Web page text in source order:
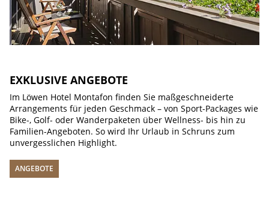
EXKLUSIVE ANGEBOTE
Im Löwen Hotel Montafon finden Sie maßgeschneiderte
Arrangements für jeden Geschmack – von Sport-Packages wie
Bike-, Golf- oder Wanderpaketen über Wellness- bis hin zu
Familien-Angeboten. So wird Ihr Urlaub in Schruns zum
unvergesslichen Highlight.
ANGEBOTE